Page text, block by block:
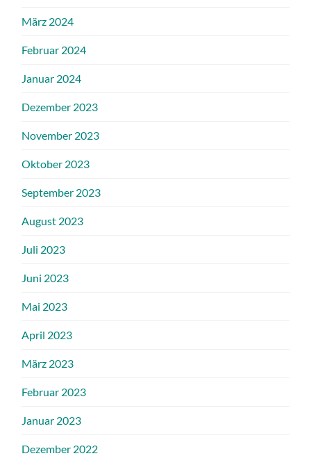
März 2024
Februar 2024
Januar 2024
Dezember 2023
November 2023
Oktober 2023
September 2023
August 2023
Juli 2023
Juni 2023
Mai 2023
April 2023
März 2023
Februar 2023
Januar 2023
Dezember 2022